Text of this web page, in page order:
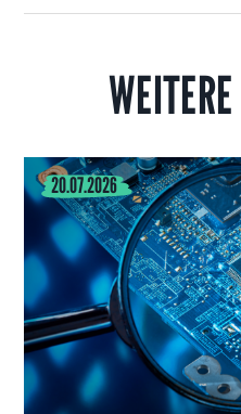
20.07.2026